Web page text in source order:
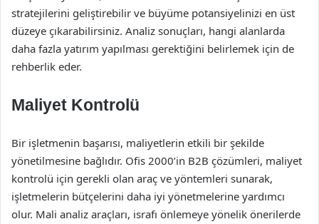
stratejilerini geliştirebilir ve büyüme potansiyelinizi en üst
düzeye çıkarabilirsiniz. Analiz sonuçları, hangi alanlarda
daha fazla yatırım yapılması gerektiğini belirlemek için de
rehberlik eder.
Maliyet Kontrolü
Bir işletmenin başarısı, maliyetlerin etkili bir şekilde
yönetilmesine bağlıdır. Ofis 2000’in B2B çözümleri, maliyet
kontrolü için gerekli olan araç ve yöntemleri sunarak,
işletmelerin bütçelerini daha iyi yönetmelerine yardımcı
olur. Mali analiz araçları, israfı önlemeye yönelik önerilerde